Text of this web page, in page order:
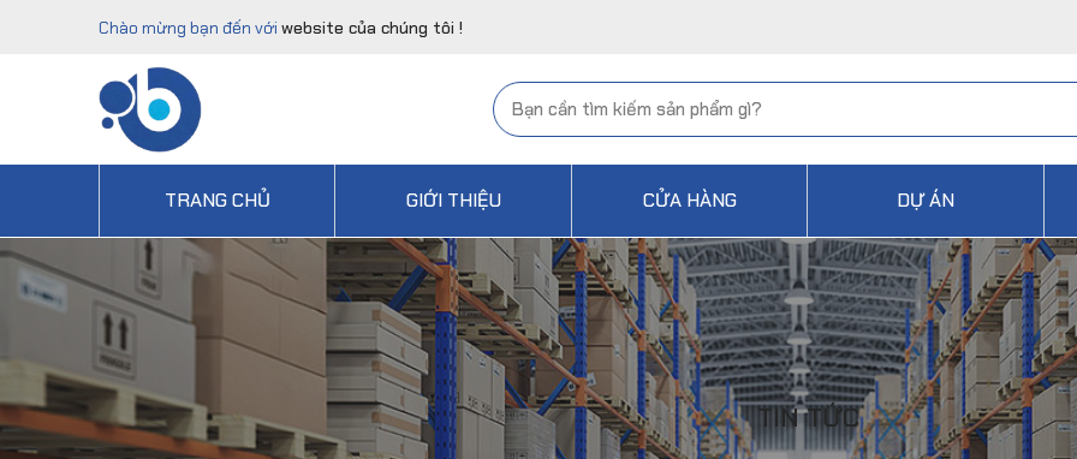
Chào mừng bạn đến với website của chúng tôi !
TRANG CHỦ GIỚI THIỆU CỬA HÀNG DỰ ÁN
TIN TỨC